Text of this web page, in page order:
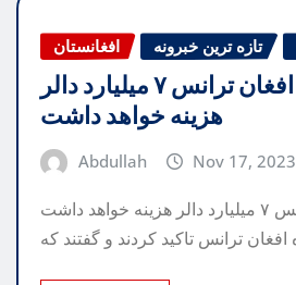
افغانستان تازه ترین خبرونه
ازبکستان: افغان ترانس ۷ میلیارد دالر
هزینه خواهد داشت
Abdullah Nov 17, 2023
ازبکستان: افغان ترانس ۷ میلیارد دالر هزینه خواهد داشت